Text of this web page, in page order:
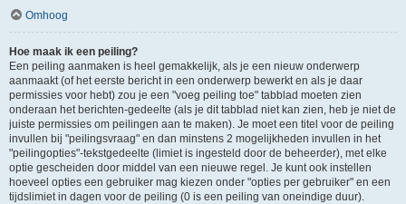
Omhoog
Hoe maak ik een peiling?
Een peiling aanmaken is heel gemakkelijk, als je een nieuw onderwerp
aanmaakt (of het eerste bericht in een onderwerp bewerkt en als je daar
permissies voor hebt) zou je een "voeg peiling toe" tabblad moeten zien
onderaan het berichten-gedeelte (als je dit tabblad niet kan zien, heb je niet de
juiste permissies om peilingen aan te maken). Je moet een titel voor de peiling
invullen bij "peilingsvraag" en dan minstens 2 mogelijkheden invullen in het
"peilingopties"-tekstgedeelte (limiet is ingesteld door de beheerder), met elke
optie gescheiden door middel van een nieuwe regel. Je kunt ook instellen
hoeveel opties een gebruiker mag kiezen onder "opties per gebruiker" en een
tijdslimiet in dagen voor de peiling (0 is een peiling van oneindige duur).